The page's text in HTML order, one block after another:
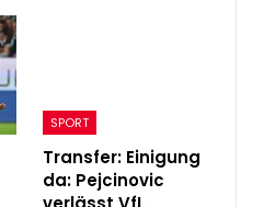
SPORT
Transfer: Einigung
da: Pejcinovic